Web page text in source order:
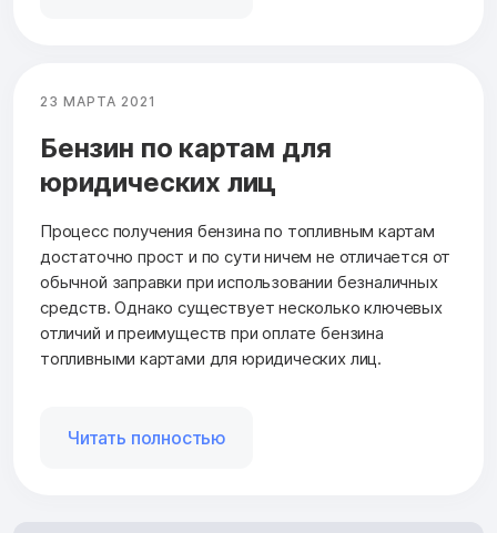
23 МАРТА 2021
Бензин по картам для
юридических лиц
Процесс получения бензина по топливным картам
достаточно прост и по сути ничем не отличается от
обычной заправки при использовании безналичных
средств. Однако существует несколько ключевых
отличий и преимуществ при оплате бензина
топливными картами для юридических лиц.
Читать полностью